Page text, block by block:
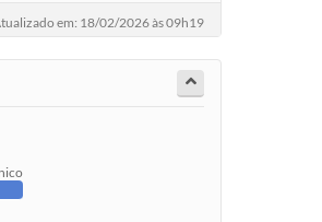
em: 18/02/2026 às 09h19